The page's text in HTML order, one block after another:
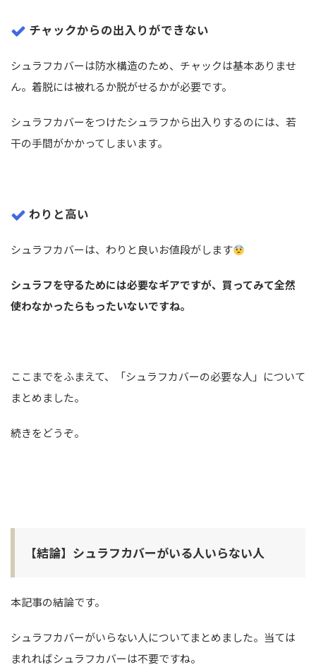
チャックからの出入りができない
シュラフカバーは防水構造のため、チャックは基本ありませ
ん。着脱には被れるか脱がせるかが必要です。
シュラフカバーをつけたシュラフから出入りするのには、若
干の手間がかかってしまいます。
わりと高い
シュラフカバーは、わりと良いお値段がします
シュラフを守るためには必要なギアですが、買ってみて全然
使わなかったらもったいないですね。
ここまでをふまえて、「シュラフカバーの必要な人」について
まとめました。
続きをどうぞ。
【結論】シュラフカバーがいる人いらない人
本記事の結論です。
シュラフカバーがいらない人についてまとめました。当ては
まれればシュラフカバーは不要ですね。